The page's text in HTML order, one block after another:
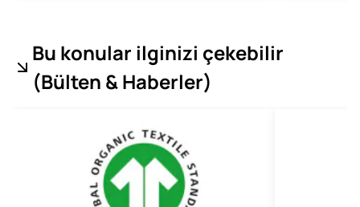
Bu konular ilginizi çekebilir
(Bülten & Haberler)